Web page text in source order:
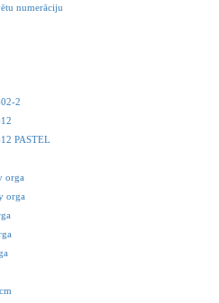
numerāciju
2
PASTEL
orga
orga